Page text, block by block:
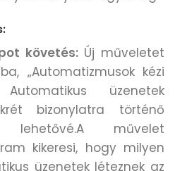
követés:Új műveletet
„Automatizmusok kézi
üzenetek
bizonylatra történő
művelet
kikeresi, hogy milyen
üzenetek léteznek az